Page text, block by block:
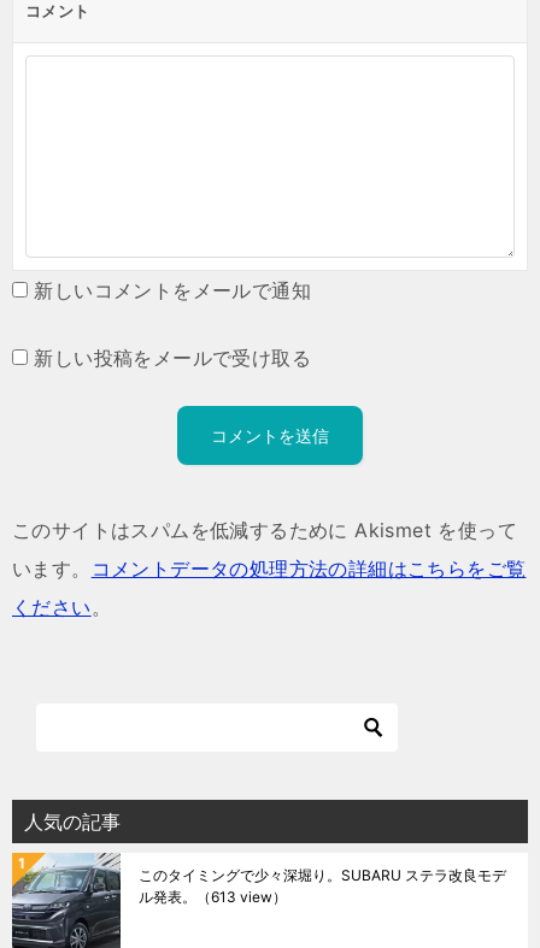
コメント
新しいコメントをメールで通知
新しい投稿をメールで受け取る
このサイトはスパムを低減するために Akismet を使って
います。
コメントデータの処理方法の詳細はこちらをご覧
ください。
人気の記事
このタイミングで少々深堀り。SUBARU ステラ改良モデ
ル発表。
（613 view）